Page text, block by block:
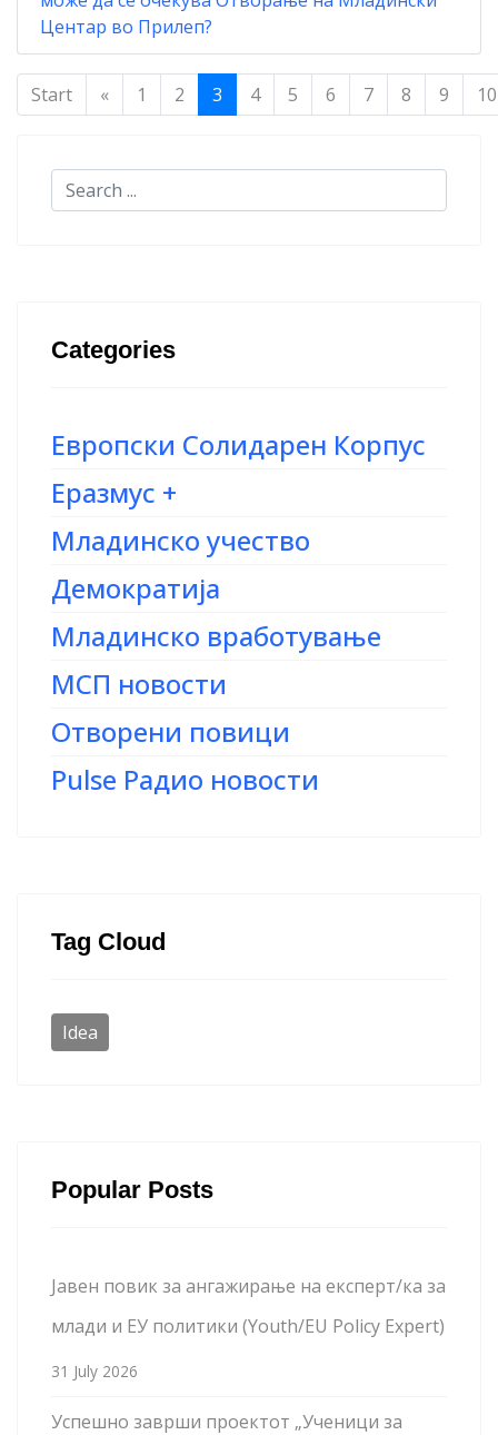
Центар во Прилеп?
Start « 1 2 3 4 5 6 7 8 9 10
Categories
Европски Солидарен Корпус
Еразмус +
Младинско учество
Демократија
Младинско вработување
МСП новости
Отворени повици
Pulse Радио новости
Tag Cloud
Idea
Popular Posts
Јавен повик за ангажирање на експерт/ка за
млади и ЕУ политики (Youth/EU Policy Expert)
31 July 2026
Успешно заврши проектот „Ученици за